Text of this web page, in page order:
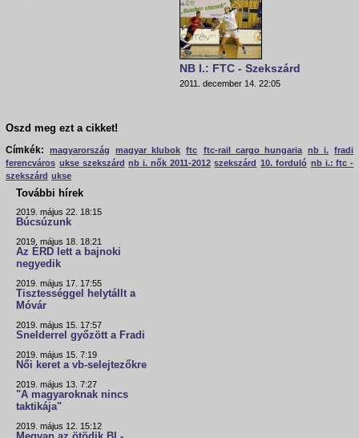
NB I.: FTC - Szekszárd
2011. december 14. 22:05
Oszd meg ezt a cikket!
Címkék:
magyarország magyar klubok ftc ftc-rail cargo hungaria nb i. fradi
ferencváros ukse szekszárd nb i. nők 2011-2012 szekszárd 10. forduló nb i.: ftc -
szekszárd ukse
További hírek
2019. május 22. 18:15
Búcsúzunk
2019. május 18. 18:21
Az ÉRD lett a bajnoki
negyedik
2019. május 17. 17:55
Tisztességgel helytállt a
Móvár
2019. május 15. 17:57
Snelderrel győzött a Fradi
2019. május 15. 7:19
Női keret a vb-selejtezőkre
2019. május 13. 7:27
"A magyaroknak nincs
taktikája"
2019. május 12. 15:12